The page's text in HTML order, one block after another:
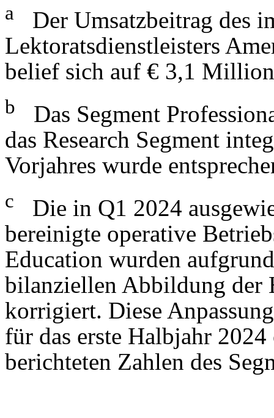
a
Der Umsatzbeitrag des
Lektoratsdienstleisters
belief sich auf € 3,1
b
Das Segment
das Research Segment
Vorjahres wurde
c
Die in Q1 2024
bereinigte operative
Education wurden
bilanziellen Abbildung der
korrigiert. Diese
für das erste Halbjahr
berichteten Zahlen des